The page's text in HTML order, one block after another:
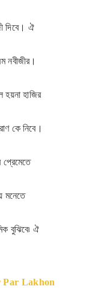
দিবে। ঐ
নবীজীর।
হাজির
কে নিবে।
মনেতে
বুঝিবে৷ ঐ
Par Lakhon